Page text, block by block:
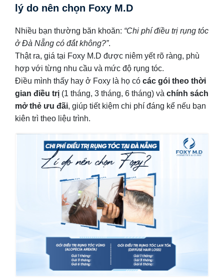
lý do nên chọn Foxy M.D
Nhiều bạn thường băn khoăn: “Chi phí điều trị rụng tóc
ở Đà Nẵng có đắt không?”.
Thật ra, giá tại Foxy M.D được niêm yết rõ ràng, phù
hợp với từng nhu cầu và mức độ rụng tóc.
Điều mình thấy hay ở Foxy là họ có các gói theo thời
gian điều trị (1 tháng, 3 tháng, 6 tháng) và chính sách
mở thẻ ưu đãi, giúp tiết kiệm chi phí đáng kể nếu bạn
kiên trì theo liệu trình.